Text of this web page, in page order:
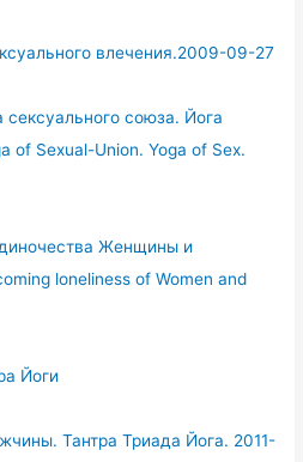
влечения.2009-09-27
союза. Йога
of Sexual-Union. Yoga of Sex.
Женщины и
loneliness of Women and
Йоги
Тантра Триада Йога. 2011-